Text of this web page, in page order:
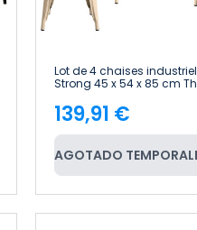
Lot de 4 chaises
Strong 45 x 54 x 85 cm
Price
139,91 €
AGOTADO